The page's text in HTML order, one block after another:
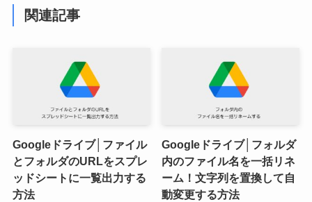
関連記事
Googleドライブ│ファイル
とフォルダのURLをスプレ
ッドシートに一覧出力する
方法
Googleドライブ│フォルダ
内のファイル名を一括リネ
ーム！文字列を置換して自
動変更する方法